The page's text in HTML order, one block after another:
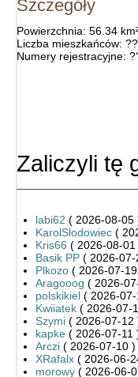
Szczegóły
Powierzchnia: 56.34
Liczba mieszkańców:
Numery rejestracyjne:
Zaliczyli tę
labi62 ( 2026-08-05
KarolSlodowiec(
Kris66 ( 2026-08-01
Basik PP( 2026-07-
Plkozo( 2026-07-
Aragooog ( 2026-
polskikiel( 2026-07-
Kwiiatek( 2026-07-
Szymi( 2026-07-12
kapke( 2026-07-11
Arczi( 2026-07-10 )
XRafalx( 2026-06-
morowy( 2026-06-